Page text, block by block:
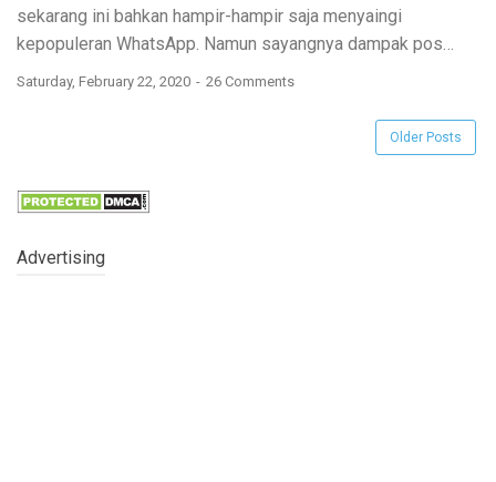
sekarang ini bahkan hampir-hampir saja menyaingi
kepopuleran WhatsApp. Namun sayangnya dampak pos…
Saturday, February 22, 2020 26 Comments
Older Posts
Advertising